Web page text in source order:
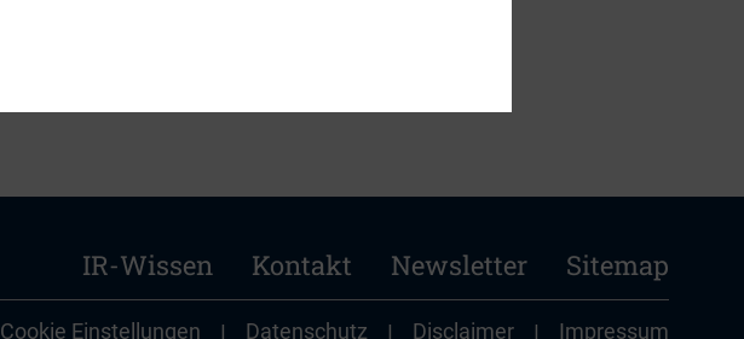
IR-Wissen Kontakt Newsletter Sitemap
Cookie Einstellungen | Datenschutz | Disclaimer | Impressum